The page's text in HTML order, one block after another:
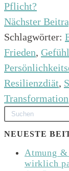
Pflicht?
Nächster
Schlagwörter:
Frieden, Gefühl
Resilienzdiät,
Transformation
NEUESTE
Atmung &
wirklich